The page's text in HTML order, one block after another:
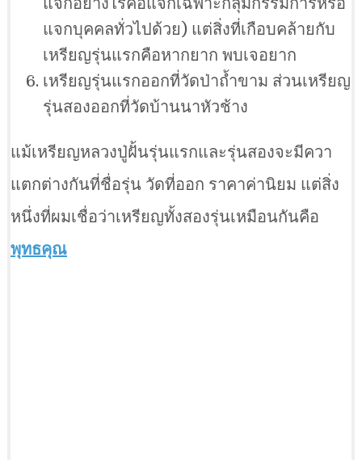
แจกบุคคลทั่วไปด้วย) แต่สิ่งที่เกือบคล้ายกับ
เหรียญรุ่นแรกคือหากยาก พบเจอยาก
เหรียญรุ่นแรกออกที่วัดป่าถ้ำขาม ส่วนเหรียญ
รุ่นสองออกที่วัดบ้านนาหัวช้าง
แม้เหรียญหลวงปู่ฝั้นรุ่นแรกและรุ่นสองจะมีควา
แตกต่างกันที่ชื่อรุ่น วัดที่ออก ราคาค่านิยม แต่สิ่ง
หนึ่งที่ผมเชื่อว่าเหรียญทั้งสองรุ่นเหมือนกันคือ
พุทธคุณ